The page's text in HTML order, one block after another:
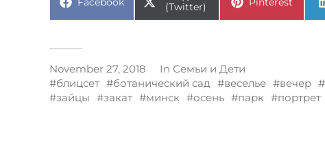
(Twitter)
November 27, 2018 In Семьи и Дети
блицсет
ботанический сад веселье вечер
зайцы
закат минск осень парк портрет